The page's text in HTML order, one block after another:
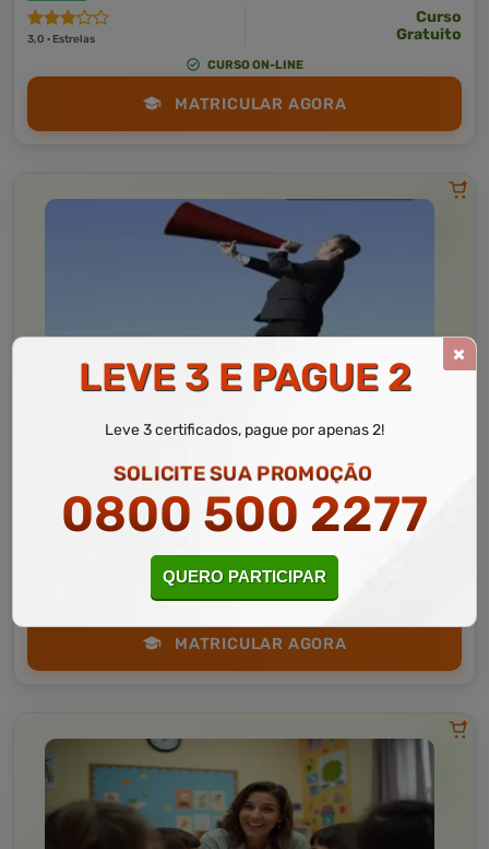
3,0 · Estrelas
Curso
Gratuito
CURSO ON-LINE
MATRICULAR AGORA
Noções de Administração da Comunicação
Organizacional
Curso Livre
CURSO ON-LINE
MATRICULAR AGORA
LEVE 3 E PAGUE 2
Leve 3 certificados, pague por apenas 2!
SOLICITE SUA PROMOÇÃO
0800 500 2277
QUERO PARTICIPAR